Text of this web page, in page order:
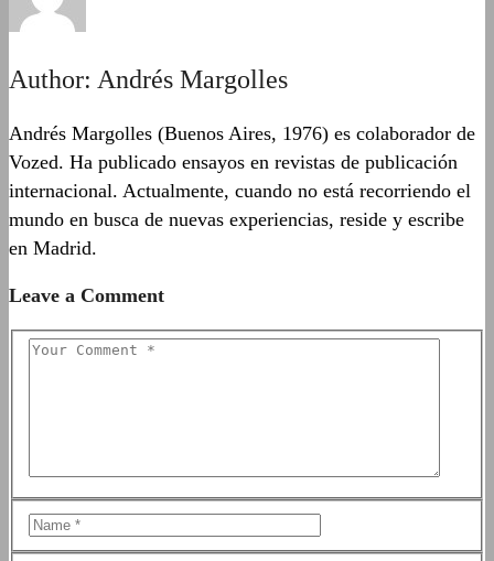
Author: Andrés Margolles
Andrés Margolles (Buenos Aires, 1976) es colaborador de
Vozed. Ha publicado ensayos en revistas de publicación
internacional. Actualmente, cuando no está recorriendo el
mundo en busca de nuevas experiencias, reside y escribe
en Madrid.
Leave a Comment